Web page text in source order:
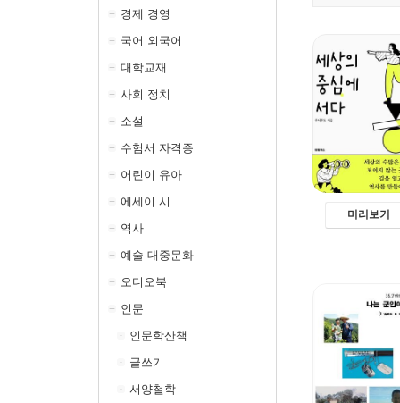
경제 경영
국어 외국어
대학교재
사회 정치
소설
수험서 자격증
어린이 유아
에세이 시
역사
예술 대중문화
오디오북
인문
인문학산책
글쓰기
서양철학
미리보기